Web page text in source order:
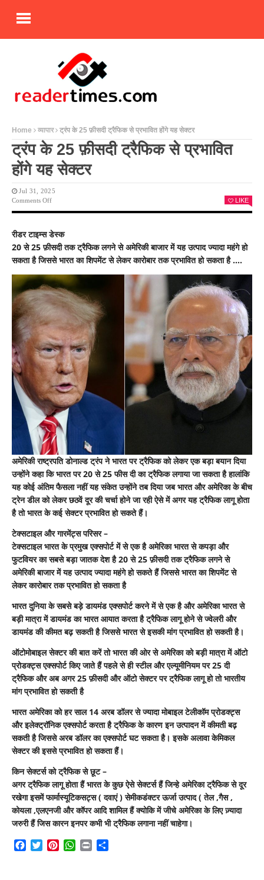
Home व्यापार ट्रंप के 25 फ़ीसदी ट्रैफिक से प्रभावित होंगे यह सेक्टर
ट्रंप के 25 फ़ीसदी ट्रैफिक से प्रभावित
होंगे यह सेक्टर
Jul 31, 2025
Comments OffOn
फ़ीसदी
ट्रैफिक
से
प्रभावित
होंगे
सेक्टर
LIKE
रीडर टाइम्स डेस्क
20 से 25 फ़ीसदी तक ट्रैफिक लगने से अमेरिकी बाजार में यह उत्पाद ज्यादा महंगे हो
सकता है जिससे भारत का शिपमेंट से लेकर कारोबार तक प्रभावित हो सकता है ….
अमेरिकी राष्ट्रपति डोनाल्ड ट्रंप ने भारत पर ट्रैफिक को लेकर एक बड़ा बयान दिया
उन्होंने कहा कि भारत पर 20 से 25 फीस दी का ट्रैफिक लगाया जा सकता है हालांकि
यह कोई अंतिम फैसला नहीं यह संकेत उन्होंने तब दिया जब भारत और अमेरिका के बीच
ट्रेन डील को लेकर छठवें दूर की चर्चा होने जा रही ऐसे में अगर यह ट्रैफिक लागू होता
है तो भारत के कई सेक्टर प्रभावित हो सकते हैं।
टेक्सटाइल और गारमेंट्स परिसर –
टेक्सटाइल भारत के प्रमुख एक्सपोर्ट में से एक है अमेरिका भारत से कपड़ा और
फुटवियर का सबसे बड़ा जातक देश है 20 से 25 फ़ीसदी तक ट्रैफिक लगने से
अमेरिकी बाजार में यह उत्पाद ज्यादा महंगे हो सकते हैं जिससे भारत का शिपमेंट से
लेकर कारोबार तक प्रभावित हो सकता है
भारत दुनिया के सबसे बड़े डायमंड एक्सपोर्ट करने में से एक है और अमेरिका भारत से
बड़ी मात्रा में डायमंड का भारत आयात करता है ट्रैफिक लागू होने से ज्वेलरी और
डायमंड की कीमत बढ़ सकती है जिससे भारत से इसकी मांग प्रभावित हो सकती है।
ऑटोमोबाइल सेक्टर की बात करें तो भारत की ओर से अमेरिका को बड़ी मात्रा में ऑटो
प्रोडक्ट्स एक्सपोर्ट किए जाते हैं पहले से ही स्टील और एल्यूमीनियम पर 25 दी
ट्रैफिक और अब अगर 25 फ़ीसदी और ऑटो सेक्टर पर ट्रैफिक लागू हो तो भारतीय
मांग प्रभावित हो सकती है
भारत अमेरिका को हर साल 14 अरब डॉलर से ज्यादा मोबाइल टेलीकॉम प्रोडक्ट्स
और इलेक्ट्रॉनिक एक्सपोर्ट करता है ट्रैफिक के कारण इन उत्पादन में कीमती बढ़
सकती है जिससे अरब डॉलर का एक्सपोर्ट घट सकता है। इसके अलावा केमिकल
सेक्टर की इससे प्रभावित हो सकता हैं।
किन सेक्टर्स को ट्रैफिक से छूट –
अगर ट्रैफिक लागू होता हैं भारत के कुछ ऐसे सेक्टर्स हैं जिन्हे अमेरिका ट्रैफिक से दूर
रखेगा इसमें फार्मास्यूटिकसट्स ( दवाएं ) सेमीकडंक्टर ऊर्जा उत्पाद ( तेल ,गैस ,
कोयला ,एलएनजी और कॉपर आदि शामिल हैं क्योकि में जीचे अमेरिका के लिए ज़्यादा
जरुरी हैं जिस कारन इनपर कभी भी ट्रैफिक लगाना नहीं चाहेगा।
Facebook
TwitterPinterestWhatsApp
Print